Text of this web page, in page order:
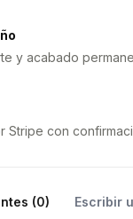
y acabado
Stripe con
(0) Escribir